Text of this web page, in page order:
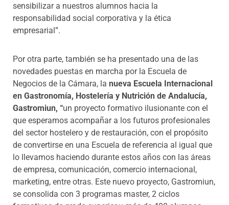
sensibilizar a nuestros alumnos hacia la
responsabilidad social corporativa y la ética
empresarial”.
Por otra parte, también se ha presentado una de las
novedades puestas en marcha por la Escuela de
Negocios de la Cámara, la nueva Escuela Internacional
en Gastronomía, Hostelería y Nutrición de Andalucía,
Gastromiun, “un proyecto formativo ilusionante con el
que esperamos acompañar a los futuros profesionales
del sector hostelero y de restauración, con el propósito
de convertirse en una Escuela de referencia al igual que
lo llevamos haciendo durante estos años con las áreas
de empresa, comunicación, comercio internacional,
marketing, entre otras. Este nuevo proyecto, Gastromiun,
se consolida con 3 programas master, 2 ciclos